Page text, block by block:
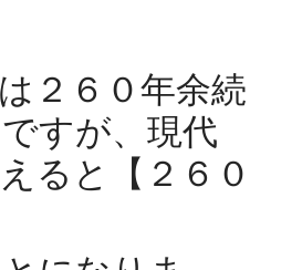
２６０年余続
すが、現代
ると【２６０